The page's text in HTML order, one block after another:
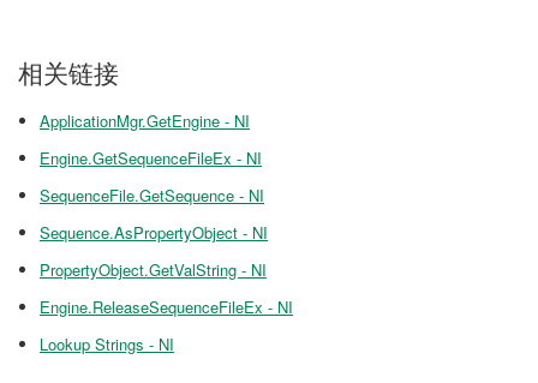
相关链接
ApplicationMgr.GetEngine - NI
Engine.GetSequenceFileEx - NI
SequenceFile.GetSequence - NI
Sequence.AsPropertyObject - NI
PropertyObject.GetValString - NI
Engine.ReleaseSequenceFileEx - NI
Lookup Strings - NI